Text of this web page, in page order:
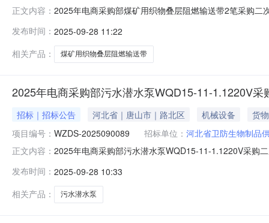
正文内容： 2025年电商采购部煤矿用织物叠层阻燃输送带2笔采购
点前网上报价并将纸质报价签章后密封寄送至我单位（
发布时间： 2025-09-28 11:22
相关产品：
煤矿用织物叠层阻燃输送带
2025年电商采购部污水潜水泵WQD15-11-1.1220V采
招标｜招标公告 河北省｜唐山市｜路北区 机械设备
货物
项目编号： WZDS-2025090089 招标单位： 河北省卫防生物制品
正文内容： 2025年电商采购部污水潜水泵WQD15-11-1.1220V采购
2915:00:00点前网上报价，逾期无效。报价必须是一次
发布时间： 2025-09-28 10:33
相关产品：
污水潜水泵